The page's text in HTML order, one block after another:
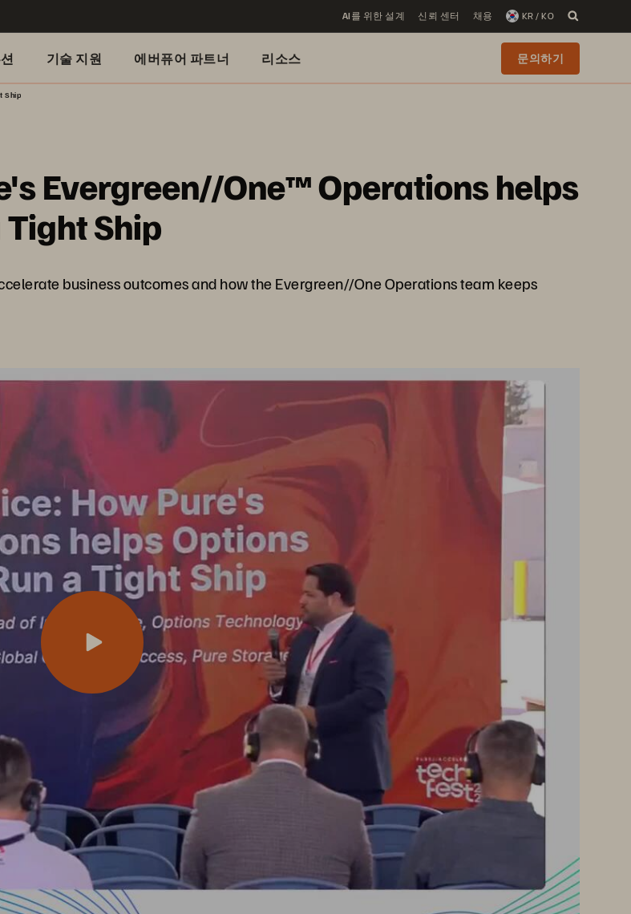
AI를 위한 설계 신뢰 센터 채용 KR / KO
기술 지원 에버퓨어 파트너 리소스 문의하기
Ship
Evergreen//One™ Operations helps
Ship
business outcomes and how the Evergreen//One Operations team keeps